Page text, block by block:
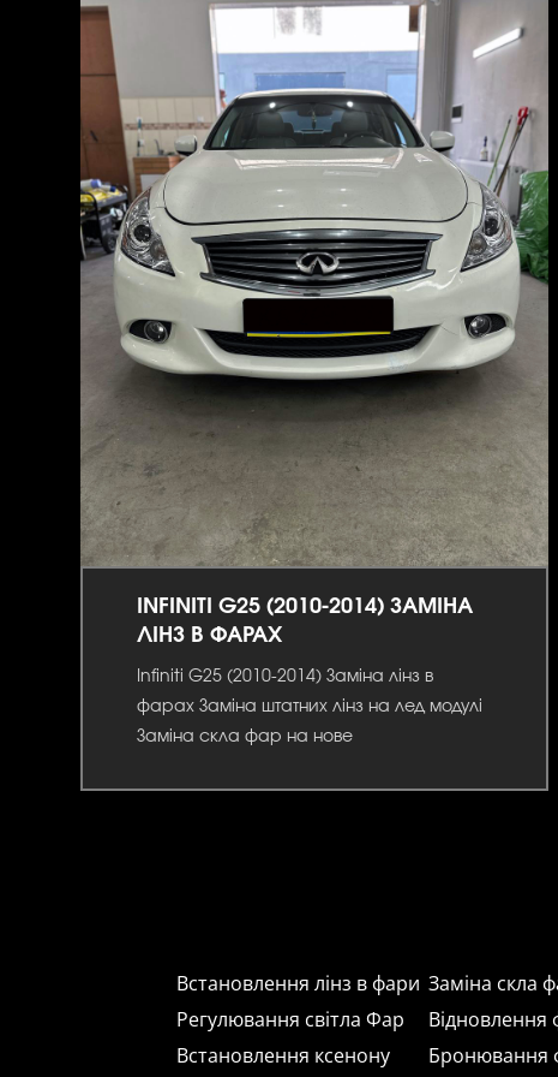
INFINITI G25 (2010-2014) ЗАМІНА
ЛІНЗ В ФАРАХ
Infiniti G25 (2010-2014) Заміна лінз в
фарах Заміна штатних лінз на лед модулі
Заміна скла фар на нове
Встановлення лінз в фари
Регулювання світла Фар
Встановлення ксенону
Заміна скла
Відновлення
Бронювання